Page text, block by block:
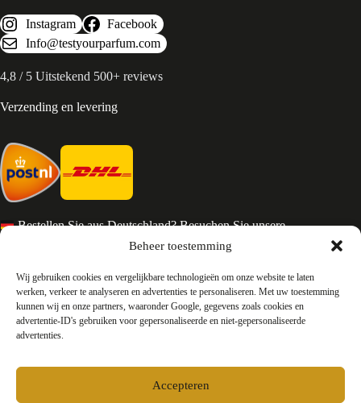
Beheer toestemming
Wij gebruiken cookies en vergelijkbare technologieën om onze website te laten
werken, verkeer te analyseren en advertenties te personaliseren. Met uw toestemming
kunnen wij en onze partners, waaronder Google, gegevens zoals cookies en
advertentie-ID's gebruiken voor gepersonaliseerde en niet-gepersonaliseerde
advertenties.
Accepteren
Instagram
Facebook
Info@testyourparfum.com
4,8 / 5 Uitstekend 500+ reviews
Verzending en levering
Bestellen Sie aus Deutschland? Besuchen Sie unsere
Services en Contact
Algemene voorwaarden
Retourneren
Privacy
Contact